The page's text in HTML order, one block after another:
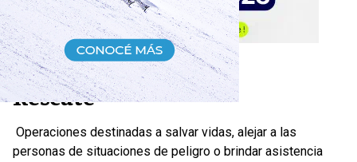
Rescate
Operaciones destinadas a salvar vidas, alejar a las
personas de situaciones de peligro o brindar asistencia